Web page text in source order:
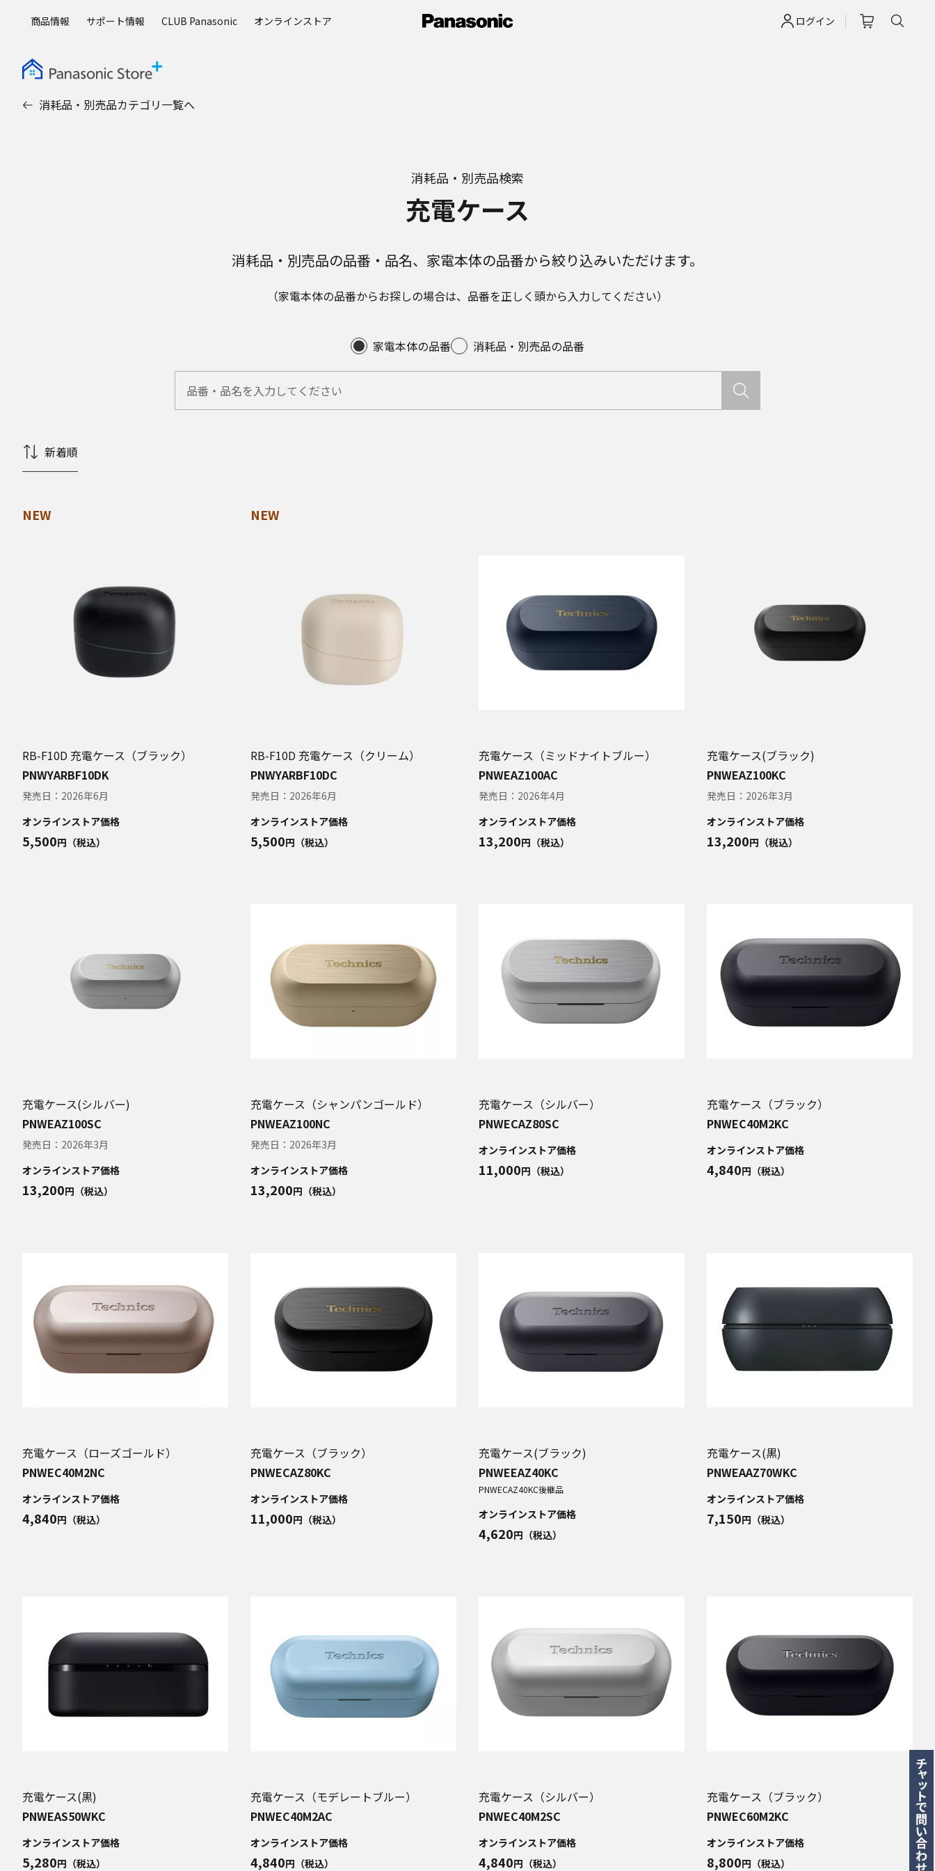
ログイン
商品情報 サポート情報 CLUB Panasonic オンラインストア
消耗品・別売品カテゴリ一覧へ
消耗品・別売品検索
充電ケース
消耗品・別売品の品番・品名、家電本体の品番から絞り込みいただけます。
（家電本体の品番からお探しの場合は、品番を正しく頭から入力してください）
家電本体の品番 消耗品・別売品の品番
新着順
NEW
RB-F10D 充電ケース（ブラック）
PNWYARBF10DK
発売日： 2026年6月
オンラインストア価格
5,500円（税込）
NEW
RB-F10D 充電ケース（クリーム）
PNWYARBF10DC
発売日： 2026年6月
オンラインストア価格
5,500円（税込）
充電ケース（ミッドナイトブルー）
PNWEAZ100AC
発売日： 2026年4月
オンラインストア価格
13,200円（税込）
充電ケース(ブラック)
PNWEAZ100KC
発売日： 2026年3月
オンラインストア価格
13,200円（税込）
充電ケース(シルバー)
PNWEAZ100SC
発売日： 2026年3月
オンラインストア価格
13,200円（税込）
充電ケース（シャンパンゴールド）
PNWEAZ100NC
発売日： 2026年3月
オンラインストア価格
13,200円（税込）
充電ケース（シルバー）
PNWECAZ80SC
オンラインストア価格
11,000円（税込）
充電ケース（ブラック）
PNWEC40M2KC
オンラインストア価格
4,840円（税込）
充電ケース（ローズゴールド）
PNWEC40M2NC
オンラインストア価格
4,840円（税込）
充電ケース（ブラック）
PNWECAZ80KC
オンラインストア価格
11,000円（税込）
充電ケース(ブラック)
PNWEEAZ40KC
PNWECAZ40KC後継品
オンラインストア価格
4,620円（税込）
充電ケース(黒)
PNWEAAZ70WKC
オンラインストア価格
7,150円（税込）
充電ケース(黒)
PNWEAS50WKC
オンラインストア価格
5,280円（税込）
充電ケース（モデレートブルー）
PNWEC40M2AC
オンラインストア価格
4,840円（税込）
充電ケース（シルバー）
PNWEC40M2SC
オンラインストア価格
4,840円（税込）
充電ケース（ブラック）
PNWEC60M2KC
オンラインストア価格
8,800円（税込）